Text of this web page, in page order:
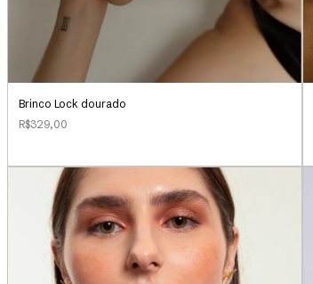
Brinco Lock dourado
R$329,00